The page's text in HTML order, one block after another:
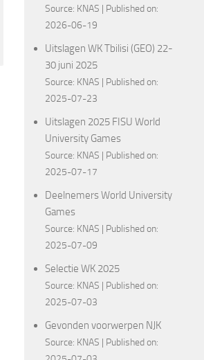
Source: KNAS
Published on:
2026-06-19
Uitslagen WK Tbilisi (GEO) 22-
30 juni 2025
Source: KNAS
Published on:
2025-07-23
Uitslagen 2025 FISU World
University Games
Source: KNAS
Published on:
2025-07-17
Deelnemers World University
Games
Source: KNAS
Published on:
2025-07-09
Selectie WK 2025
Source: KNAS
Published on:
2025-07-03
Gevonden voorwerpen NJK
Source: KNAS
Published on: